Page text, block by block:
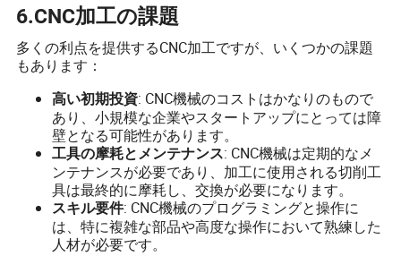
6.CNC加工の課題
多くの利点を提供するCNC加工ですが、いくつかの課題
もあります：
高い初期投資: CNC機械のコストはかなりのもので
あり、小規模な企業やスタートアップにとっては障
壁となる可能性があります。
工具の摩耗とメンテナンス: CNC機械は定期的なメ
ンテナンスが必要であり、加工に使用される切削工
具は最終的に摩耗し、交換が必要になります。
スキル要件: CNC機械のプログラミングと操作に
は、特に複雑な部品や高度な操作において熟練した
人材が必要です。